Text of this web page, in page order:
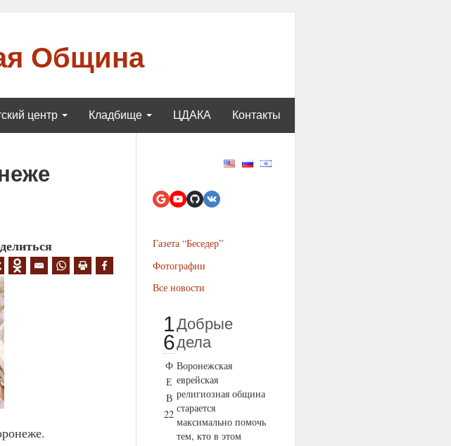
Община
центр Кладбище ЦДАКА Контакты
Газета “Беседер”
Фотографии
Все новости
1
6
Ф
Е
В
22
Добрые
дела
Воронежская
еврейская
религиозная община
старается
максимально помочь
тем, кто в этом